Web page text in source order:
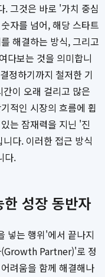
. 그것은 바로 '가치 중심
자를 넘어, 해당 스타트
해결하는 방식, 그리고
다보는 것을 의미합니
정하기까지 철저한 기
이 오래 걸리고 많은
적인 시장의 흐름에 휩
는 잠재력을 지닌 '진
다. 이러한 접근 방식
다.
성장 동반자
넣는 행위'에서 끝나지
(Growth Partner)'로 정
려움을 함께 해결해나